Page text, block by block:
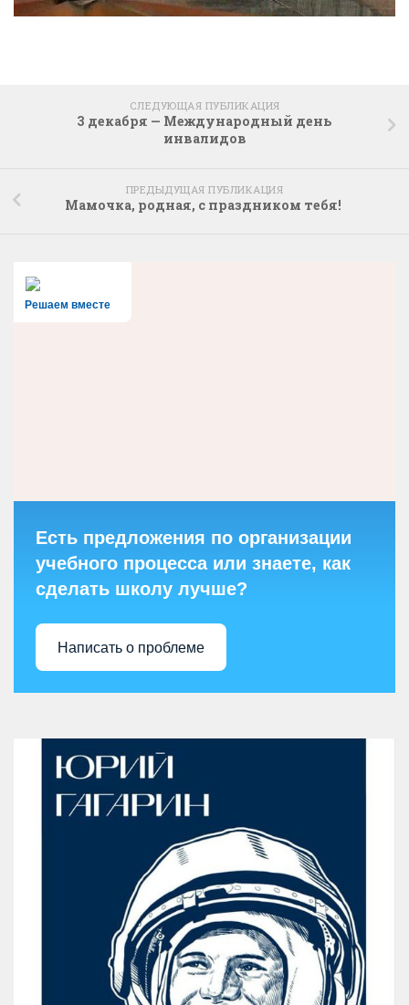
СЛЕДУЮЩАЯ ПУБЛИКАЦИЯ
3 декабря — Международный день
инвалидов
ПРЕДЫДУЩАЯ ПУБЛИКАЦИЯ
Мамочка, родная, с праздником тебя!
Решаем вместе
Есть предложения по организации
учебного процесса или знаете, как
сделать школу лучше?
Написать о проблеме